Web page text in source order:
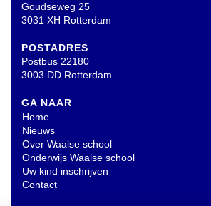
Goudseweg 25
3031 XH Rotterdam
POSTADRES
Postbus 22180
3003 DD Rotterdam
GA NAAR
Home
Nieuws
Over Waalse school
Onderwijs Waalse school
Uw kind inschrijven
Contact